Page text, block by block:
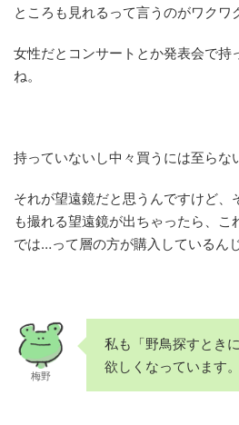
ところも見れるって言うのがワクワ
女性だとコンサートとか発表会で持
ね。
持っていないし中々買うには至らな
それが望遠鏡だと思うんですけど、
も撮れる望遠鏡が出ちゃったら、こ
では…って層の方が購入しているん
梅野
私も「野鳥探すとき
欲しくなっています。